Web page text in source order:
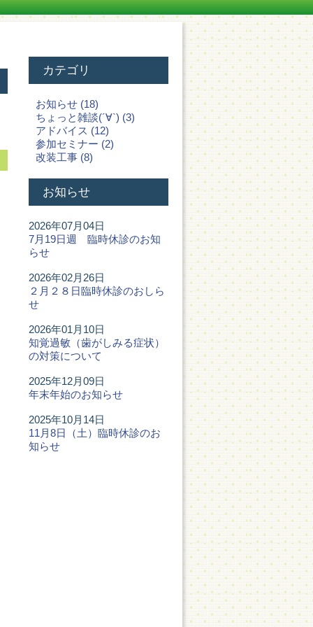
カテゴリ
お知らせ (18)
ちょっと雑談(´∀`) (3)
アドバイス (12)
参加セミナー (2)
改装工事 (8)
お知らせ
2026年07月04日
7月19日週 臨時休診のお知
らせ
2026年02月26日
２月２８日臨時休診のおしら
せ
2026年01月10日
知覚過敏（歯がしみる症状）
の対策について
2025年12月09日
年末年始のお知らせ
2025年10月14日
11月8日（土）臨時休診のお
知らせ